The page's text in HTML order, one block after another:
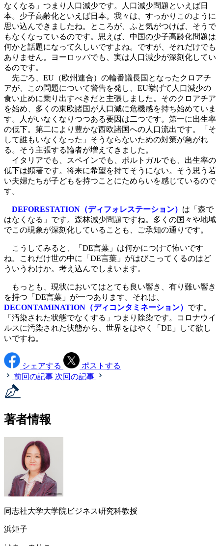
なくなる」つまり人口減少です。人口減少問題といえば日
本。少子高齢化といえば日本。我々は、すっかりこのように
思い込んできましたね。ところが、ふと気がつけば、そうで
もなくなっているのです。思えば、中国の少子高齢化問題は
何かと話題になって久しいですよね。ですが、それだけでも
ありません。ヨーロッパでも、実は人口減少が深刻化してい
るのです。
先ごろ、EU（欧州連合）の輪番議長国となったクロアチ
アが、この問題について警告を発し、EU挙げて人口減少の
食い止めに乗り出すべきだと主張しました。そのクロアチア
を始め、多くの東欧諸国が人口減に危機感を持ち始めていま
す。人がいなくなりつつある要因は二つです。第一に出生率
の低下。第二により豊かな西欧諸国への人口流出です。「そ
して誰もいなくなった」そうならないための対策が急がれ
る。そう主張する論者が増えてきました。
イタリアでも、スペインでも、ポルトガルでも、出生率の
低下は顕著です。将来に希望を持てそうにない。そう思う若
い夫婦たちが子どもを持つことにためらいを感じているので
す。
DEFORESTATION（ディフォレステーション） は「森で
はなくなる」です。森林減少問題ですね。多くの国々や地域
でこの現象が深刻化していることも、ご承知の通りです。
こうしてみると、「DE言葉」は何かにつけて怖いです
ね。これだけ世の中に「DE言葉」がはびこってくるのはど
ういうわけか。考え込んでしまいます。
もっとも、現状においてはとても良い響き、有り難い響き
を持つ「DE言葉」が一つあります。それは、
DECONTAMINATION（ディコンタミネーション） です。
「汚染された状態でなくする」つまり除染です。コロナウイ
ルスに汚染された状態から、世界をはやく「DE」して欲し
いですね。
シェアする
ポストする
前回の記事 次回の記事
著者情報
同志社大学大学院ビジネス研究科教授
浜矩子